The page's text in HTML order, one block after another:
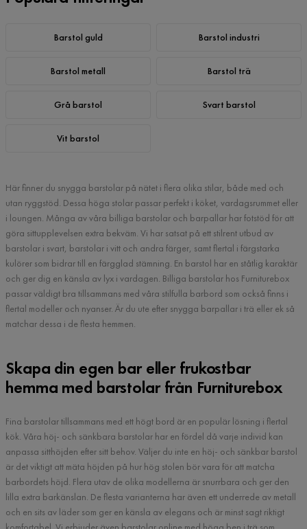
Barstol guld Barstol industri
Barstol metall Barstol trä
Grå barstol Svart barstol
Vit barstol
Här finner du snygga barstolar på nätet i flera olika stilar, både med och
utan ryggstöd. Dessa höga stolar passar perfekt i köket, vardagsrummet eller
i loungen. Många av våra billiga barstolar och barpallar har fotstöd för att
göra sittupplevelsen extra bekväm. Vi har satsat på ett stilrent utbud av
barstolar i svart, barstolar i vitt och andra färger, samt flertal i färgstarka
kulörer som bidrar till en färgglad stämning. En barstol har en ståtlig karaktär
och ger dig en känsla av lyx i vardagen. Billiga barstolar hos Furniturebox
passar väldigt bra tillsammans med våra stilfulla barbord som också finns i
flertal modeller och nyanser. Är du ute efter snygga barpallar i trä eller ek så
matchar dessa i de flesta hemmen.
Skapa din egen bar eller frukostbar
hemma med barstolar från Furniturebox
Fina barstolar tillsammans med ett högt bord är en populär lösning i flertal
kök. Våra höj- och sänkbara barstolar har en fördel då varje individ kan
anpassa sitthöjden efter sitt behov. Väljer du inte en höj- och sänkbar barstol
är det viktigt att mäta höjden på hur hög stolen bör vara för att matcha
barbordets höjd. Flera utav de olika modellerna är snurrbara och ger den
lilla extra barkänslan. De flesta varianterna har även ett underrede av metall
och en sits av läder som ger en känsla av elegans och är minst sagt riktigt